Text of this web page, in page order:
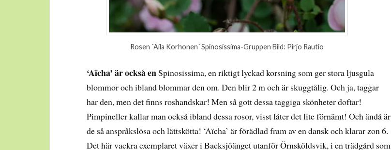
Rosen ´Aila Korhonen´ Spinosissima-Gruppen Bild: Pirjo Rautio
‘Aïcha’ är också enSpinosissima, en riktigt lyckad korsning som ger stora ljusgula
blommor och ibland blommar den om. Den blir 2 m och är skuggtålig. Och ja, taggar
har den, men det finns roshandskar! Men så gott dessa taggiga skönheter doftar!
Pimpineller kallar man också ibland dessa rosor, visst låter det lite förnämt! Och ändå är
de så anspråkslösa och lättskötta! ‘Aïcha’ är förädlad fram av en dansk och klarar zon 6.
Det här vackra exemplaret växer i Backsjöänget utanför Örnsköldsvik, i en trädgård som